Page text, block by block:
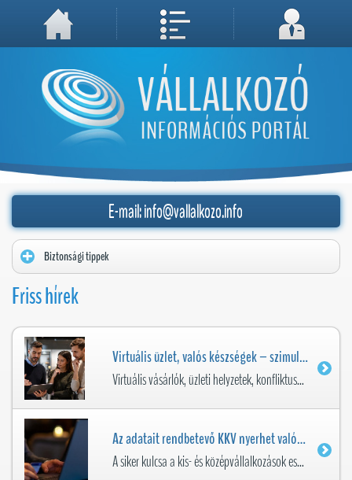
A weboldal használatával Ön elfogadja, hogy Cookie-kat (sütiket) tároljunk számítógépén. A sütik a weboldal megfelelő működéséhez
Megértettem, folytatás...
E-mail: info@vallalkozo.info
Biztonsági tippek
Friss hírek
Virtuális üzlet, valós készségek – szimulációk, VR és MI a kereskedelmi képzésben
Virtuális vásárlók, üzleti helyzetek, konfliktusok, készletproblémák és fenntarthatósági döntések gyakorlása.
Az adatait rendbetevő KKV nyerhet valóban a mesterséges intelligenciával
A siker kulcsa a kis- és középvállalkozások esetében nem kizárólag az, hogy alkalmazzák a mesterséges intelligenciát, hanem hogy az adataikat rendberakják.
rolexmontrereplique.toinspiration ingenious inheritance in the blood.